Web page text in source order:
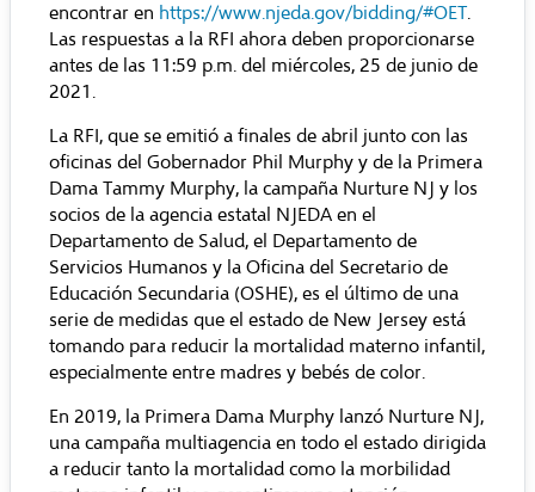
encontrar en https://www.njeda.gov/bidding/#OET.
Las respuestas a la RFI ahora deben proporcionarse
antes de las 11:59 p.m. del miércoles, 25 de junio de
2021.
La RFI, que se emitió a finales de abril junto con las
oficinas del Gobernador Phil Murphy y de la Primera
Dama Tammy Murphy, la campaña Nurture NJ y los
socios de la agencia estatal NJEDA en el
Departamento de Salud, el Departamento de
Servicios Humanos y la Oficina del Secretario de
Educación Secundaria (OSHE), es el último de una
serie de medidas que el estado de New Jersey está
tomando para reducir la mortalidad materno infantil,
especialmente entre madres y bebés de color.
En 2019, la Primera Dama Murphy lanzó Nurture NJ,
una campaña multiagencia en todo el estado dirigida
a reducir tanto la mortalidad como la morbilidad